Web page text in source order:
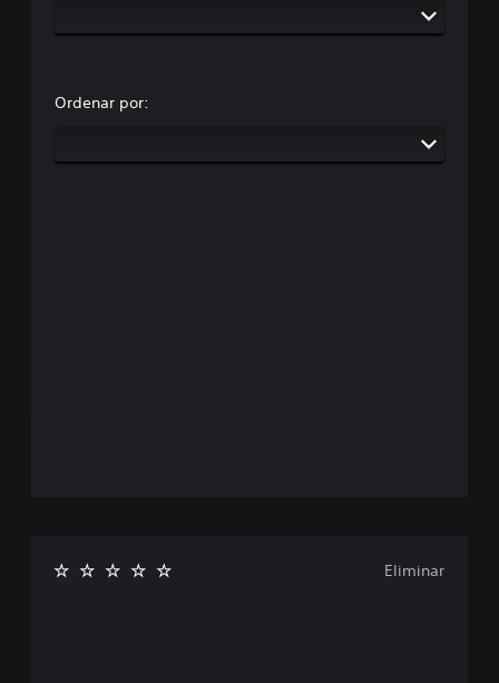
Ordenar por:
Eliminar